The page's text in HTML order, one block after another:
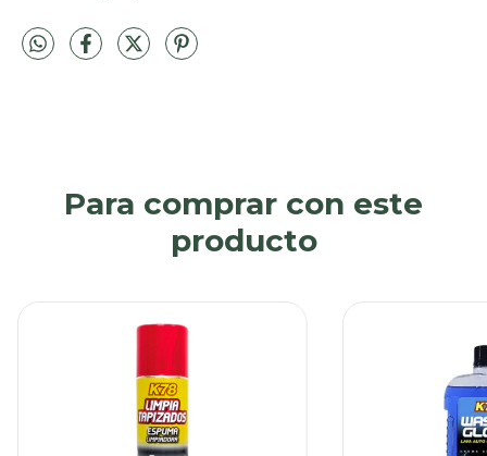
Para comprar con este
producto